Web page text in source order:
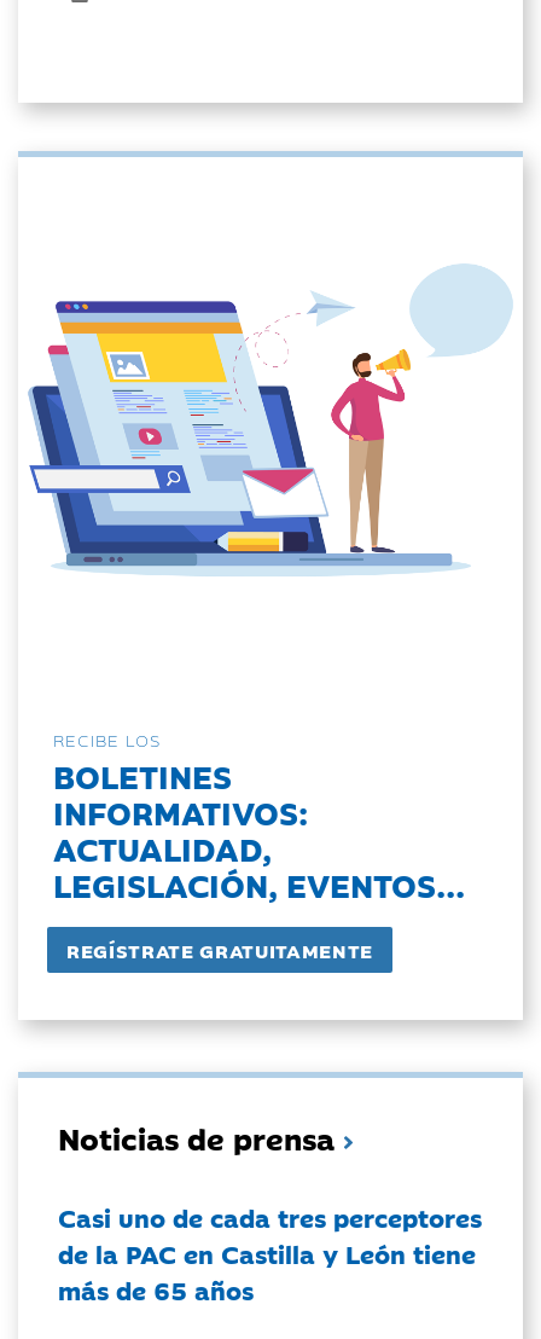
RECIBE LOS
BOLETINES
INFORMATIVOS:
ACTUALIDAD,
LEGISLACIÓN, EVENTOS...
Noticias de prensa
Casi uno de cada tres perceptores
de la PAC en Castilla y León tiene
más de 65 años